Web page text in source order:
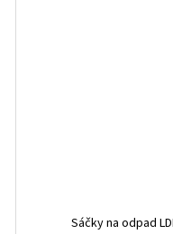
Sáčky na odpad